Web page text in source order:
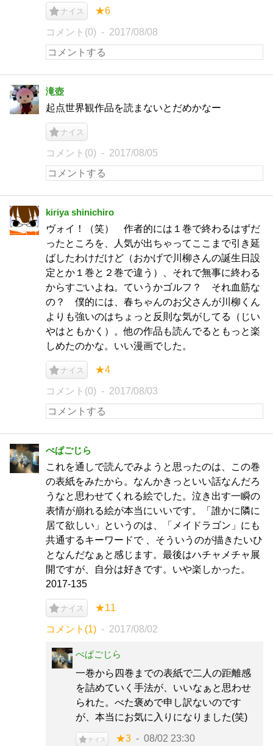
ナイス ★6
コメント(0) 2017/08/08
滝壺
起点世界観作品を読まないとだめかなー
ナイス
コメント(0) 2017/08/05
kiriya shinichiro
ヴォイ！（笑） 作者的には１巻で終わるはずだ
ったところを、人気が出ちゃってここまで引き延
ばしたわけだけど（おかげで川柳さんの誕生日設
定とか１巻と２巻で違う）、それで無事に終わる
からすごいよね。ていうかゴルフ？ それ血筋な
の？ 僕的には、春ちゃんのお父さんが川柳くん
よりも強いのはちょっと反則な気がしてる（じい
やはともかく）。他の作品も読んでるともっと楽
しめたのかな。いい漫画でした。
ナイス ★4
コメント(0) 2017/08/03
ぺぱごじら
これを通しで読んでみようと思ったのは、この巻
の表紙をみたから。なんかきっといい話なんだろ
うなと思わせてくれる絵でした。泣き出す一瞬の
表情が崩れる絵が本当にいいです。「誰かに隣に
居て欲しい」というのは、「メイドラゴン」にも
共通するキーワードで 、そういうのが描きたいひ
となんだなぁと感じます。最後はハチャメチャ展
開ですが、自分は好きです。いや楽しかった。
2017-135
ナイス ★11
コメント(1) 2017/08/02
ぺぱごじら
一巻から四巻までの表紙で二人の距離感
を詰めていく手法が、いいなぁと思わせ
られた。べた褒めで申し訳ないのです
が、本当にお気に入りになりました(笑)
ナイス ★3 08/02 23:30